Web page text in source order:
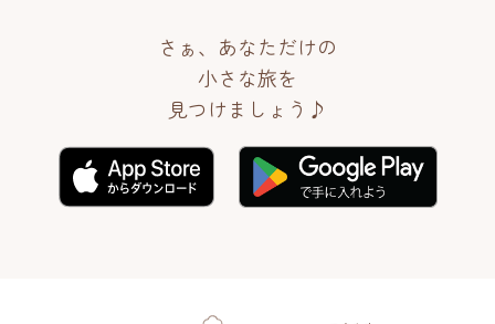
さぁ、あなただけの
小さな旅を
見つけましょう♪